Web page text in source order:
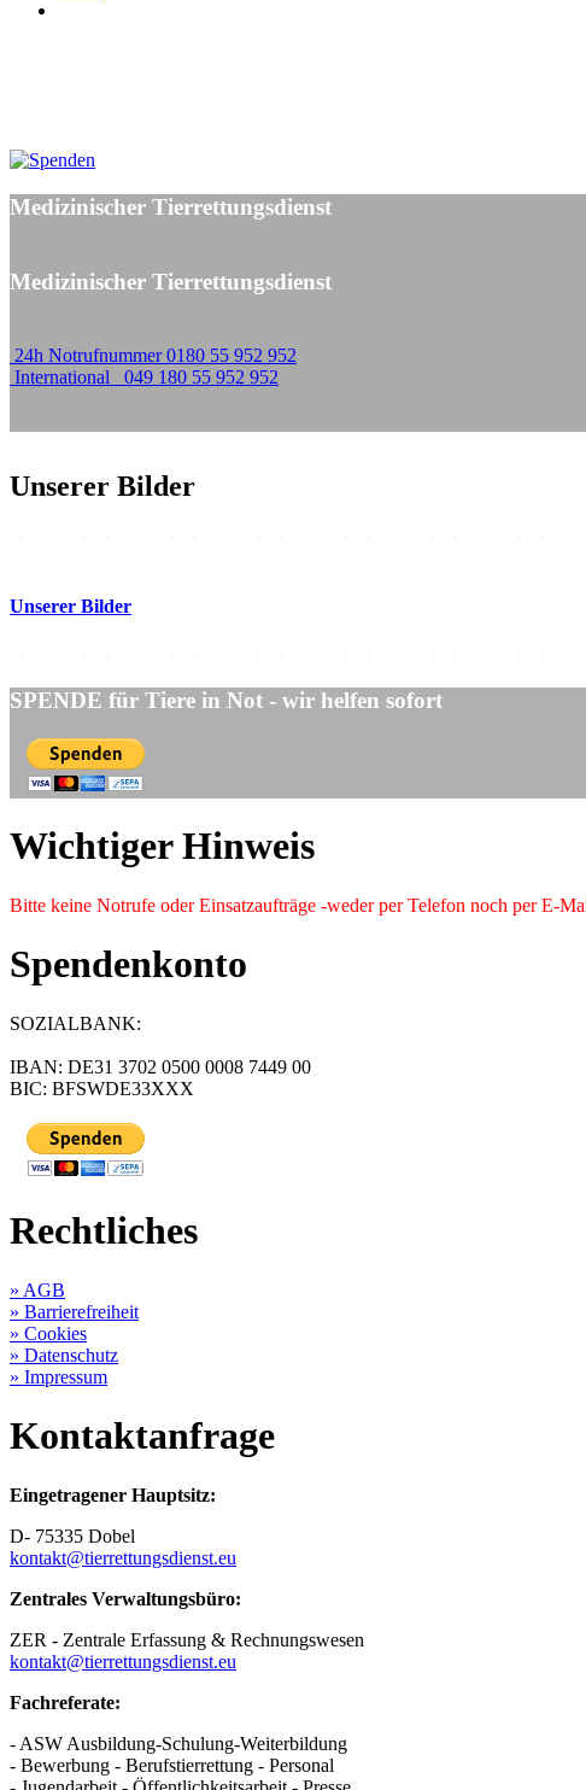
Medizinischer Tierrettungsdienst
Medizinischer Tierrettungsdienst
24h Notrufnummer 0180 55 952 952
International 049 180 55 952 952
Unserer Bilder
Unserer Bilder
SPENDE für Tiere in Not - wir helfen sofort
Wichtiger Hinweis
Bitte keine Notrufe oder Einsatzaufträge -weder per Telefon noch per E-
Spendenkonto
SOZIALBANK:
IBAN: DE31 3702 0500 0008 7449 00
BIC: BFSWDE33XXX
Rechtliches
» AGB
» Barrierefreiheit
» Cookies
» Datenschutz
» Impressum
Kontaktanfrage
Eingetragener Hauptsitz:
D- 75335 Dobel
kontakt@tierrettungsdienst.eu
Zentrales Verwaltungsbüro:
ZER - Zentrale Erfassung & Rechnungswesen
kontakt@tierrettungsdienst.eu
Fachreferate:
- ASW Ausbildung-Schulung-Weiterbildung
- Bewerbung - Berufstierrettung - Personal